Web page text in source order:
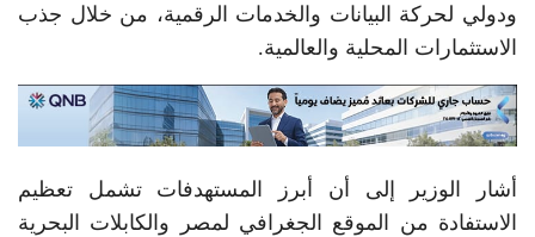
ودولي لحركة البيانات والخدمات الرقمية، من خلال جذب
الاستثمارات المحلية والعالمية.
أشار الوزير إلى أن أبرز المستهدفات تشمل تعظيم
الاستفادة من الموقع الجغرافي لمصر والكابلات البحرية